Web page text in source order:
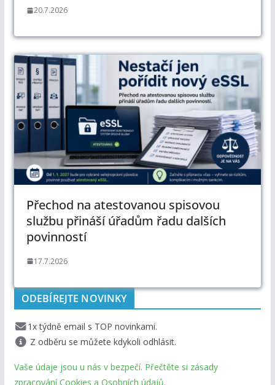
20.7.2026
Přechod na atestovanou spisovou
službu přináší úřadům řadu dalších
povinností
17.7.2026
ODEBÍREJTE NOVINKY
1x týdně email s TOP novinkami.
Z odběru se můžete kdykoli odhlásit.
Vaše údaje jsou u nás v bezpečí. Přečtěte si zásady
zpracování Cookies a Osobních údajů.